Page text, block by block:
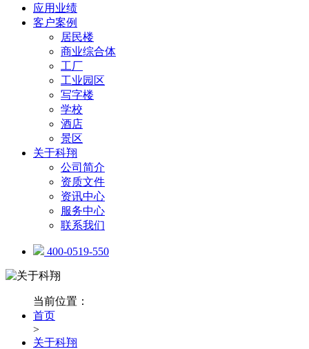
应用业绩
客户案例
居民楼
商业综合体
工厂
工业园区
写字楼
学校
酒店
景区
关于科翔
公司简介
资质文件
资讯中心
服务中心
联系我们
400-0519-550
当前位置：
首页
>
关于科翔